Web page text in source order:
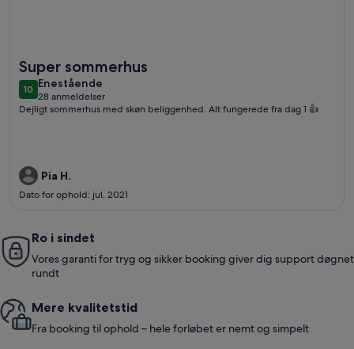
Super sommerhus
1010 ud af 10
Enestående
enestående
28 anmeldelser
(28
anmeldelser)
Dejligt sommerhus med skøn beliggenhed. Alt fungerede fra dag 1 👍
Pia H.
Dato for ophold: jul. 2021
Ro i sindet
Vores garanti for tryg og sikker booking giver dig support døgnet
rundt
Mere kvalitetstid
Fra booking til ophold – hele forløbet er nemt og simpelt